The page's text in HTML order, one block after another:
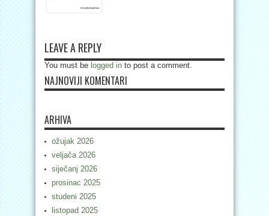
LEAVE A REPLY
You must be logged in to post a comment.
NAJNOVIJI KOMENTARI
ARHIVA
ožujak 2026
veljača 2026
siječanj 2026
prosinac 2025
studeni 2025
listopad 2025